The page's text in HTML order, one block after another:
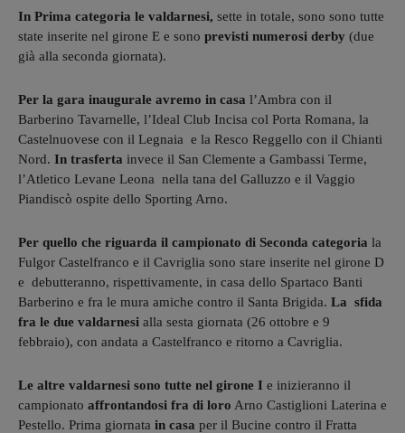
In Prima categoria le valdarnesi, sette in totale, sono sono tutte
state inserite nel girone E e sono previsti numerosi derby (due
già alla seconda giornata).
Per la gara inaugurale avremo in casa l’Ambra con il
Barberino Tavarnelle, l’Ideal Club Incisa col Porta Romana, la
Castelnuovese con il Legnaia e la Resco Reggello con il Chianti
Nord. In trasferta invece il San Clemente a Gambassi Terme,
l’Atletico Levane Leona nella tana del Galluzzo e il Vaggio
Piandiscò ospite dello Sporting Arno.
Per quello che riguarda il campionato di Seconda categoria la
Fulgor Castelfranco e il Cavriglia sono stare inserite nel girone D
e debutteranno, rispettivamente, in casa dello Spartaco Banti
Barberino e fra le mura amiche contro il Santa Brigida. La sfida
fra le due valdarnesi alla sesta giornata (26 ottobre e 9
febbraio), con andata a Castelfranco e ritorno a Cavriglia.
Le altre valdarnesi sono tutte nel girone I e inizieranno il
campionato affrontandosi fra di loro Arno Castiglioni Laterina e
Pestello. Prima giornata in casa per il Bucine contro il Fratta